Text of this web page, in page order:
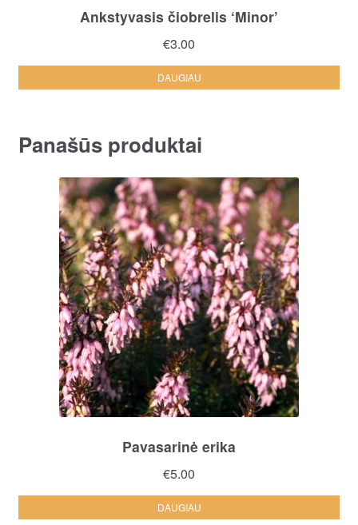
Ankstyvasis čiobrelis ‘Minor’
€3.00
DAUGIAU
Panašūs produktai
Pavasarinė erika
€5.00
DAUGIAU